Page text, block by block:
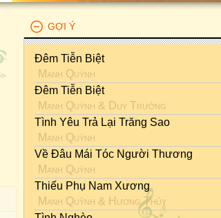
GỢI Ý
Đêm Tiễn Biệt
Mạnh Quỳnh
Đêm Tiễn Biệt
Mạnh Quỳnh & Duy Trường
Tình Yêu Trả Lại Trăng Sao
Mạnh Quỳnh
Về Đâu Mái Tóc Người Thương
Mạnh Quỳnh
Thiếu Phụ Nam Xương
Mạnh Quỳnh & Hương Thủy